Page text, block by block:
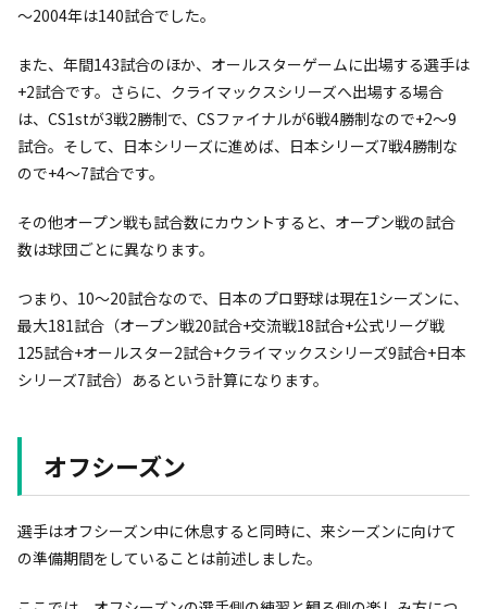
～2004年は140試合でした。
また、年間143試合のほか、オールスターゲームに出場する選手は
+2試合です。さらに、クライマックスシリーズへ出場する場合
は、CS1stが3戦2勝制で、CSファイナルが6戦4勝制なので+2～9
試合。そして、日本シリーズに進めば、日本シリーズ7戦4勝制な
ので+4～7試合です。
その他オープン戦も試合数にカウントすると、オープン戦の試合
数は球団ごとに異なります。
つまり、10～20試合なので、日本のプロ野球は現在1シーズンに、
最大181試合（オープン戦20試合+交流戦18試合+公式リーグ戦
125試合+オールスター2試合+クライマックスシリーズ9試合+日本
シリーズ7試合）あるという計算になります。
オフシーズン
選手はオフシーズン中に休息すると同時に、来シーズンに向けて
の準備期間をしていることは前述しました。